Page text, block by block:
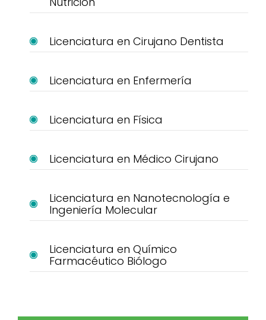
Licenciatura en Cirujano Dentista
Licenciatura en Enfermería
Licenciatura en Física
Licenciatura en Médico Cirujano
Licenciatura en Nanotecnología e
Ingeniería Molecular
Licenciatura en Químico
Farmacéutico Biólogo